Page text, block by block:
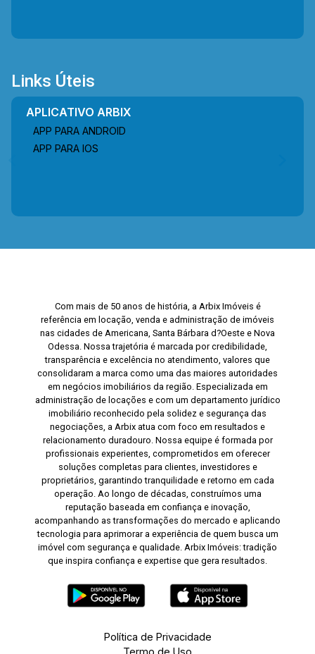
Links Úteis
APLICATIVO ARBIX
APP PARA ANDROID
APP PARA IOS
Com mais de 50 anos de história, a Arbix Imóveis é
referência em locação, venda e administração de imóveis
nas cidades de Americana, Santa Bárbara d?Oeste e Nova
Odessa. Nossa trajetória é marcada por credibilidade,
transparência e excelência no atendimento, valores que
consolidaram a marca como uma das maiores autoridades
em negócios imobiliários da região. Especializada em
administração de locações e com um departamento jurídico
imobiliário reconhecido pela solidez e segurança das
negociações, a Arbix atua com foco em resultados e
relacionamento duradouro. Nossa equipe é formada por
profissionais experientes, comprometidos em oferecer
soluções completas para clientes, investidores e
proprietários, garantindo tranquilidade e retorno em cada
operação. Ao longo de décadas, construímos uma
reputação baseada em confiança e inovação,
acompanhando as transformações do mercado e aplicando
tecnologia para aprimorar a experiência de quem busca um
imóvel com segurança e qualidade. Arbix Imóveis: tradição
que inspira confiança e expertise que gera resultados.
Política de Privacidade